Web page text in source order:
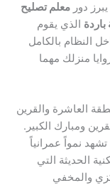
دور معلم تصليح
الذي يقوم
النظام بالكامل
منزلك مهما
العاشرة والقرين
ومبارك الكبير.
نمواً عمرانياً
الحديثة التي
والمخفي